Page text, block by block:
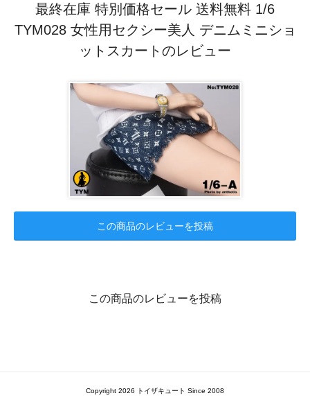
最終在庫 特別価格セール 送料無料 1/6
TYM028 女性用セクシー美人 デニムミニショ
ットスカートのレビュー
この商品のレビューを投稿
この商品のレビューを投稿
Copyright 2026 トイザキュート Since 2008